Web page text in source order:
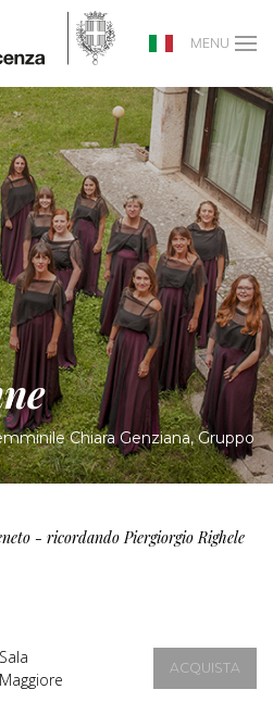
MENU
Chiara Genziana, Gruppo
- ricordando Piergiorgio Righele
Sala
Maggiore
ACQUISTA